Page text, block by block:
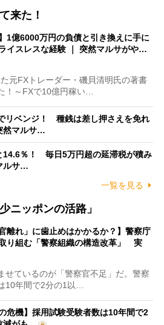
来た！
】1億6000万円の負債と引き換えに手に
イスレスな経験 ｜ 突然マルサがや…
元FXトレーダー・磯貝清明氏の著書
！～FXで10億円稼い…
リベンジ！ 種銭は差し押さえを免れ
然マルサ…
14.6％！ 毎日5万円超の延滞税が積み
ルサ…
一覧を見る
ニッポンの活路」
離れ」に歯止めはかかるか？】警察庁
り組む「警察組織の構造改革」 実
ているのが「警察官不足」だ。警察
10年間で2分の1以…
危機】採用試験受験者数は10年間で2